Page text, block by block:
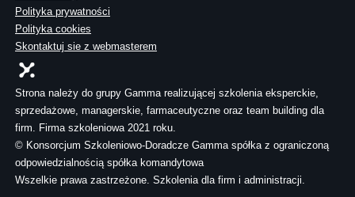
Polityka prywatności
Polityka cookies
Skontaktuj sie z webmasterem
Strona należy do grupy Gamma realizującej szkolenia eksperckie,
sprzedażowe, managerskie, farmaceutyczne oraz team building dla
firm. Firma szkoleniowa 2021 roku.
© Konsorcjum Szkoleniowo-Doradcze Gamma spółka z ograniczoną
odpowiedzialnością spółka komandytowa
Wszelkie prawa zastrzeżone. Szkolenia dla firm i administracji.